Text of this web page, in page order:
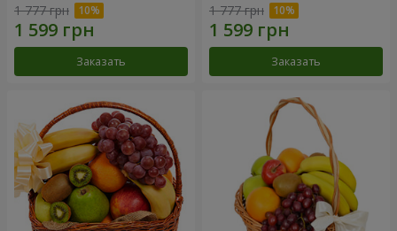
1 777 грн
Заказать
1 777 грн
Заказать